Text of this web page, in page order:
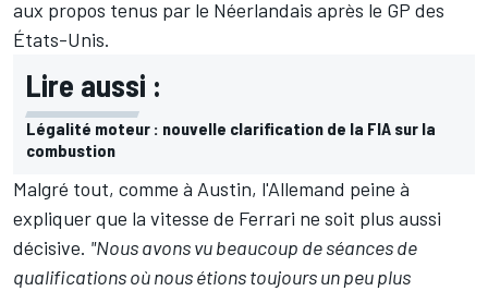
aux propos tenus par le Néerlandais après le GP des
États-Unis.
Lire aussi :
Légalité moteur : nouvelle clarification de la FIA sur la
combustion
Malgré tout, comme à Austin, l'Allemand peine à
expliquer que la vitesse de Ferrari ne soit plus aussi
décisive. "Nous avons vu beaucoup de séances de
qualifications où nous étions toujours un peu plus